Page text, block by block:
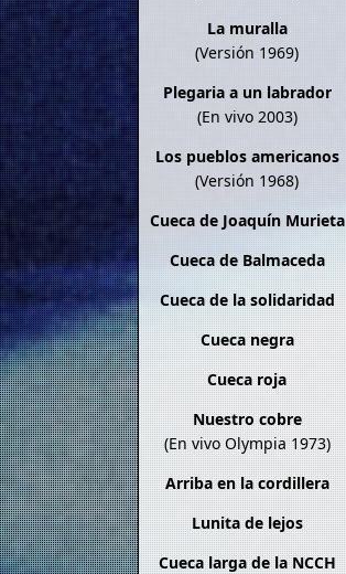
La muralla
(Versión 1969)
Plegaria a un labrador
(En vivo 2003)
Los pueblos americanos
(Versión 1968)
Cueca de Joaquín Murieta
Cueca de Balmaceda
Cueca de la solidaridad
Cueca negra
Cueca roja
Nuestro cobre
(En vivo Olympia 1973)
Arriba en la cordillera
Lunita de lejos
Cueca larga de la NCCH